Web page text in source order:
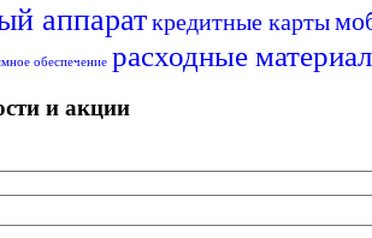
аппараткредитные карты
обеспечение расходные
и акции